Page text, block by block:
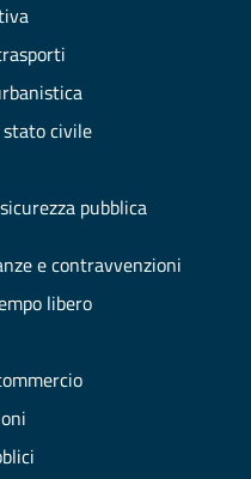
civile
pubblica
e contravvenzioni
libero